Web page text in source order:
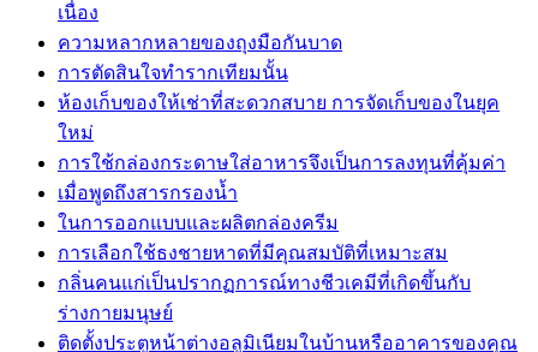
เนื่อง
ความหลากหลายของถุงมือกันบาด
การตัดสินใจทำรากเทียมนั้น
ห้องเก็บของให้เช่าที่สะดวกสบาย การจัดเก็บของในยุค
ใหม่
การใช้กล่องกระดาษใส่อาหารจึงเป็นการลงทุนที่คุ้มค่า
เมื่อพูดถึงสารกรองน้ำ
ในการออกแบบและผลิตกล่องครีม
การเลือกใช้ธงชายหาดที่มีคุณสมบัติที่เหมาะสม
กลิ่นคนแก่เป็นปรากฏการณ์ทางชีวเคมีที่เกิดขึ้นกับ
ร่างกายมนุษย์
ติดตั้งประตูหน้าต่างอลูมิเนียมในบ้านหรืออาคารของคุณ